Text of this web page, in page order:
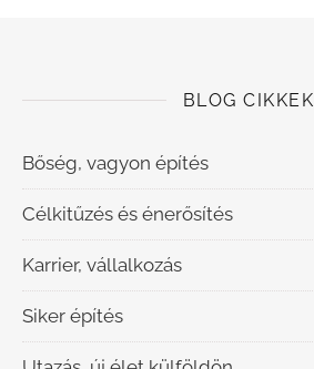
BLOG CIKKEK
Bőség, vagyon építés
Célkitűzés és énerősítés
Karrier, vállalkozás
Siker építés